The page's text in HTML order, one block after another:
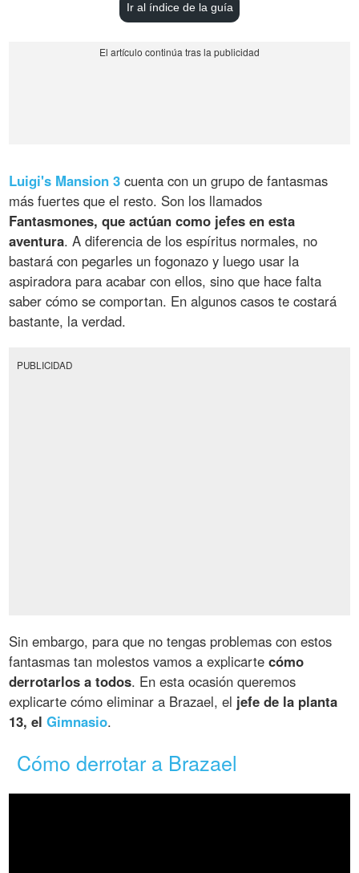
Ir al índice de la guía
Luigi's Mansion 3 cuenta con un grupo de fantasmas
más fuertes que el resto. Son los llamados
Fantasmones, que actúan como jefes en esta
aventura. A diferencia de los espíritus normales, no
bastará con pegarles un fogonazo y luego usar la
aspiradora para acabar con ellos, sino que hace falta
saber cómo se comportan. En algunos casos te costará
bastante, la verdad.
PUBLICIDAD
Sin embargo, para que no tengas problemas con estos
fantasmas tan molestos vamos a explicartecómo
derrotarlos a todos. En esta ocasión queremos
explicarte cómo eliminar a Brazael, el jefe de la planta
13, elGimnasio.
Cómo derrotar a Brazael